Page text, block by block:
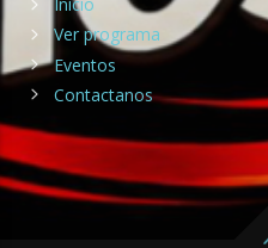
Ver programa
Eventos
Contactanos